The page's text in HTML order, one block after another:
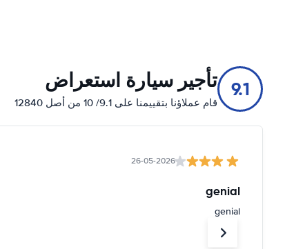
9.1 تأجير سيارة استعراض
قام عملاؤنا بتقييمنا على 9.1/ 10 من أصل 12840
26-05-2026
genial
genial